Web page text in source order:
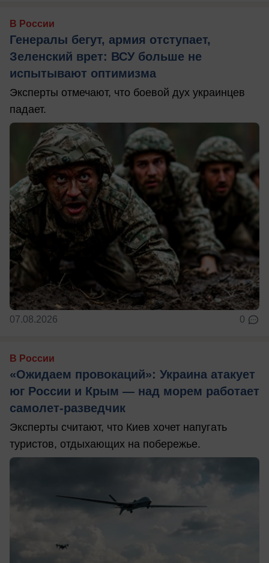
В России
Генералы бегут, армия отступает,
Зеленский врет: ВСУ больше не
испытывают оптимизма
Эксперты отмечают, что боевой дух украинцев
падает.
07.08.2026 0
В России
«Ожидаем провокаций»: Украина атакует
юг России и Крым — над морем работает
самолет-разведчик
Эксперты считают, что Киев хочет напугать
туристов, отдыхающих на побережье.